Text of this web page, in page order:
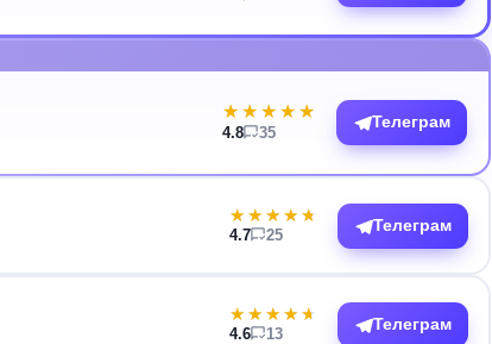
★★★★★
★★★★★
4.8 35
Телеграм
★★★★★
★★★★★
4.7 25
Телеграм
★★★★★
★★★★★
4.6 13
Телеграм